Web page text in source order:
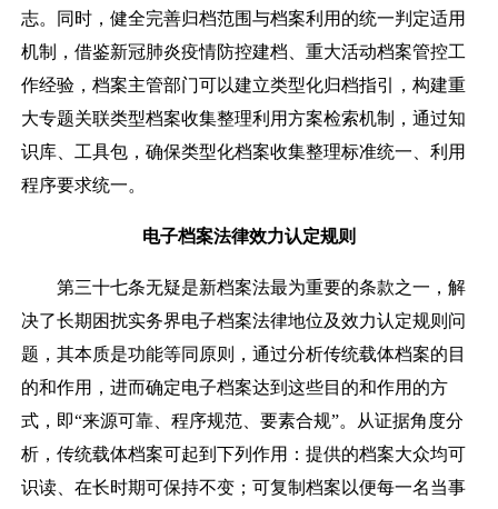
志。同时，健全完善归档范围与档案利用的统一判定适用
机制，借鉴新冠肺炎疫情防控建档、重大活动档案管控工
作经验，档案主管部门可以建立类型化归档指引，构建重
大专题关联类型档案收集整理利用方案检索机制，通过知
识库、工具包，确保类型化档案收集整理标准统一、利用
程序要求统一。
电子档案法律效力认定规则
第三十七条无疑是新档案法最为重要的条款之一，解
决了长期困扰实务界电子档案法律地位及效力认定规则问
题，其本质是功能等同原则，通过分析传统载体档案的目
的和作用，进而确定电子档案达到这些目的和作用的方
式，即“来源可靠、程序规范、要素合规”。从证据角度分
析，传统载体档案可起到下列作用：提供的档案大众均可
识读、在长时期可保持不变；可复制档案以便每一名当事